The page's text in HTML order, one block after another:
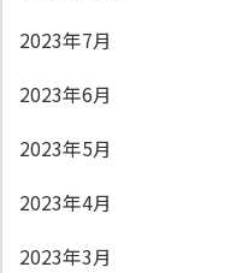
2023年7月
2023年6月
2023年5月
2023年4月
2023年3月